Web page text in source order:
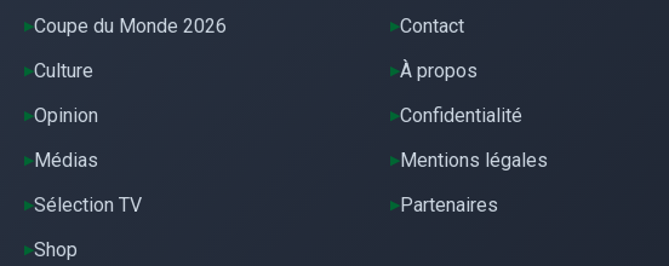
Coupe du Monde 2026
Culture
Opinion
Médias
Sélection TV
Shop
Contact
À propos
Confidentialité
Mentions légales
Partenaires